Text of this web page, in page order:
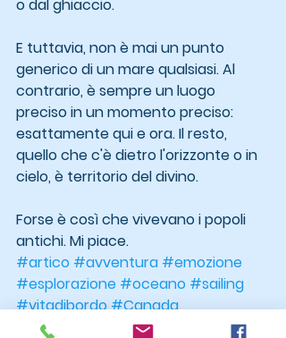
o dal ghiaccio.
E tuttavia, non è mai un punto
generico di un mare qualsiasi. Al
contrario, è sempre un luogo
preciso in un momento preciso:
esattamente qui e ora. Il resto,
quello che c'è dietro l'orizzonte o in
cielo, è territorio del divino.
Forse è così che vivevano i popoli
antichi. Mi piace.
#artico #avventura #emozione
#esplorazione #oceano #sailing
#vitadibordo#Canada
#NorthwestPassage
#Nunavut